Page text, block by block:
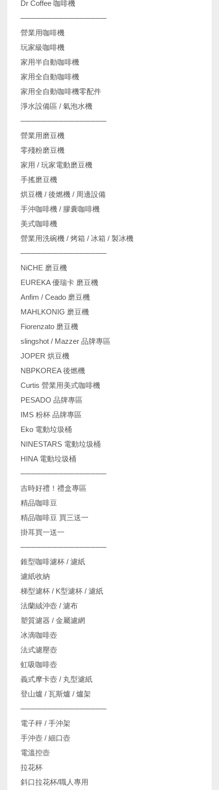
Dr Coffee 咖啡機
────────────────
營業用咖啡機
玩家級咖啡機
家用半自動咖啡機
家用全自動咖啡機
家用全自動咖啡機零配件
淨水設備區 / 氣泡水機
────────────────
營業用磨豆機
零殘粉磨豆機
家用 / 玩家電動磨豆機
手搖磨豆機
烘豆機 / 後燃機 / 周邊設備
手沖咖啡機 / 膠囊咖啡機
美式咖啡機
營業用洗碗機 / 烤箱 / 冰箱 / 製冰機
────────────────
NiCHE 磨豆機
EUREKA 優瑞卡 磨豆機
Anfim / Ceado 磨豆機
MAHLKONIG 磨豆機
Fiorenzato 磨豆機
slingshot / Mazzer 品牌專區
JOPER 烘豆機
NBPKOREA 後燃機
Curtis 營業用美式咖啡機
PESADO 品牌專區
IMS 粉杯 品牌專區
Eko 電動垃圾桶
NINESTARS 電動垃圾桶
HINA 電動垃圾桶
────────────────
吉時好禮！禮盒專區
精品咖啡豆
精品咖啡豆 買三送一
掛耳買一送一
────────────────
錐型咖啡濾杯 / 濾紙
濾紙收納
梯型濾杯 / K型濾杯 / 濾紙
法蘭絨沖壺 / 濾布
塑質濾器 / 金屬濾網
冰滴咖啡壺
法式濾壓壺
虹吸咖啡壺
義式摩卡壺 / 丸型濾紙
登山爐 / 瓦斯爐 / 爐架
────────────────
電子秤 / 手沖架
手沖壺 / 細口壺
電溫控壺
拉花杯
斜口拉花杯/職人專用